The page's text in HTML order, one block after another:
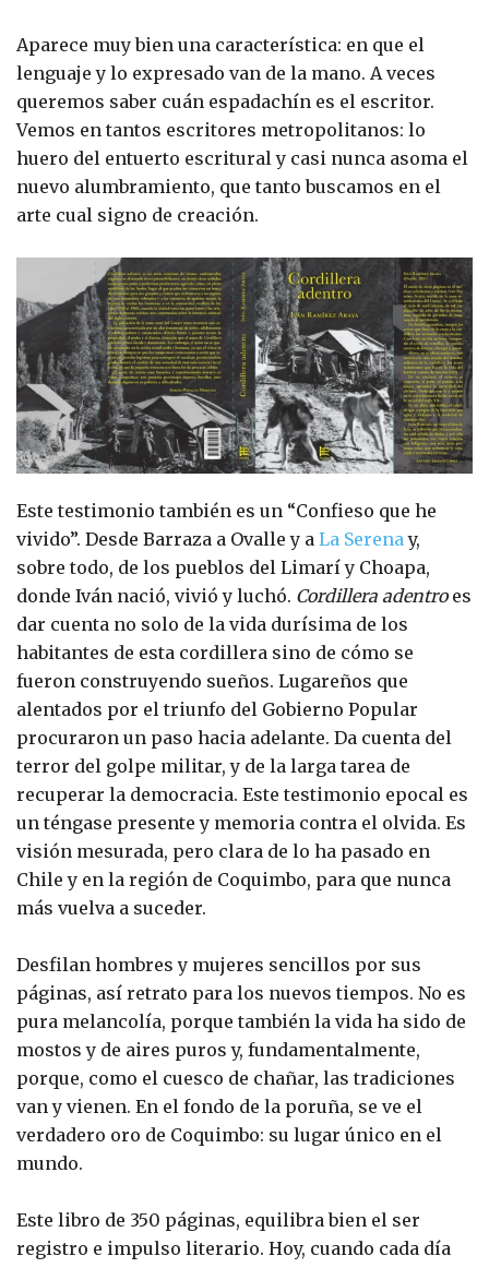
Aparece muy bien una característica: en que el
lenguaje y lo expresado van de la mano. A veces
queremos saber cuán espadachín es el escritor.
Vemos en tantos escritores metropolitanos: lo
huero del entuerto escritural y casi nunca asoma el
nuevo alumbramiento, que tanto buscamos en el
arte cual signo de creación.
Este testimonio también es un “Confieso que he
vivido”. Desde Barraza a Ovalle y a La Serenay,
sobre todo, de los pueblos del Limarí y Choapa,
donde Iván nació, vivió y luchó. Cordillera adentroes
dar cuenta no solo de la vida durísima de los
habitantes de esta cordillera sino de cómo se
fueron construyendo sueños. Lugareños que
alentados por el triunfo del Gobierno Popular
procuraron un paso hacia adelante. Da cuenta del
terror del golpe militar, y de la larga tarea de
recuperar la democracia. Este testimonio epocal es
un téngase presente y memoria contra el olvida. Es
visión mesurada, pero clara de lo ha pasado en
Chile y en la región de Coquimbo, para que nunca
más vuelva a suceder.
Desfilan hombres y mujeres sencillos por sus
páginas, así retrato para los nuevos tiempos. No es
pura melancolía, porque también la vida ha sido de
mostos y de aires puros y, fundamentalmente,
porque, como el cuesco de chañar, las tradiciones
van y vienen. En el fondo de la poruña, se ve el
verdadero oro de Coquimbo: su lugar único en el
mundo.
Este libro de 350 páginas, equilibra bien el ser
registro e impulso literario. Hoy, cuando cada día